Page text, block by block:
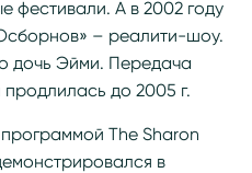
фестивали. А в 2002 году
– реалити-шоу.
дочь Эйми. Передача
до 2005 г.
The Sharon
в